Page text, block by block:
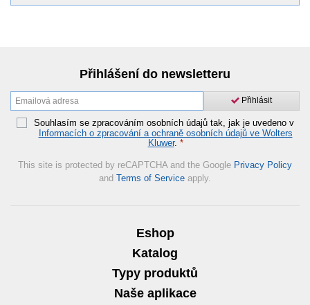
Přihlášení do newsletteru
Přihlásit
Souhlasím se zpracováním osobních údajů tak, jak je uvedeno v
Informacích o zpracování a ochraně osobních údajů ve Wolters
Kluwer. *
This site is protected by reCAPTCHA and the Google Privacy Policy
and Terms of Service apply.
Eshop
Katalog
Typy produktů
Naše aplikace